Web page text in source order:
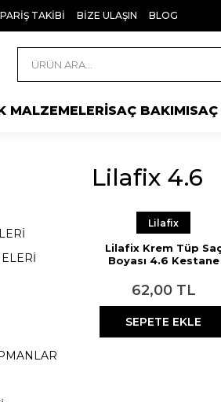
TAKİBİ BİZE ULAŞIN BLOG
MALZEMELERİSAÇ BAKIMI
Lilafix 4.6
Lilafix
Lilafix Krem Tüp
Boyası 4.6 Kestane
62,00 TL
SEPETE EKLE